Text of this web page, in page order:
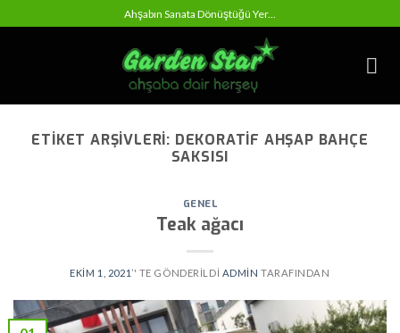
to
Ahşabın Sanata Dönüştüğü Yer...
ETIKET ARŞIVLERI: DEKORATIF AHŞAP BAHÇE
SAKSISI
GENEL
Teak ağacı
EKIM 1, 2021 ’' TE GÖNDERILDI ADMIN TARAFINDAN